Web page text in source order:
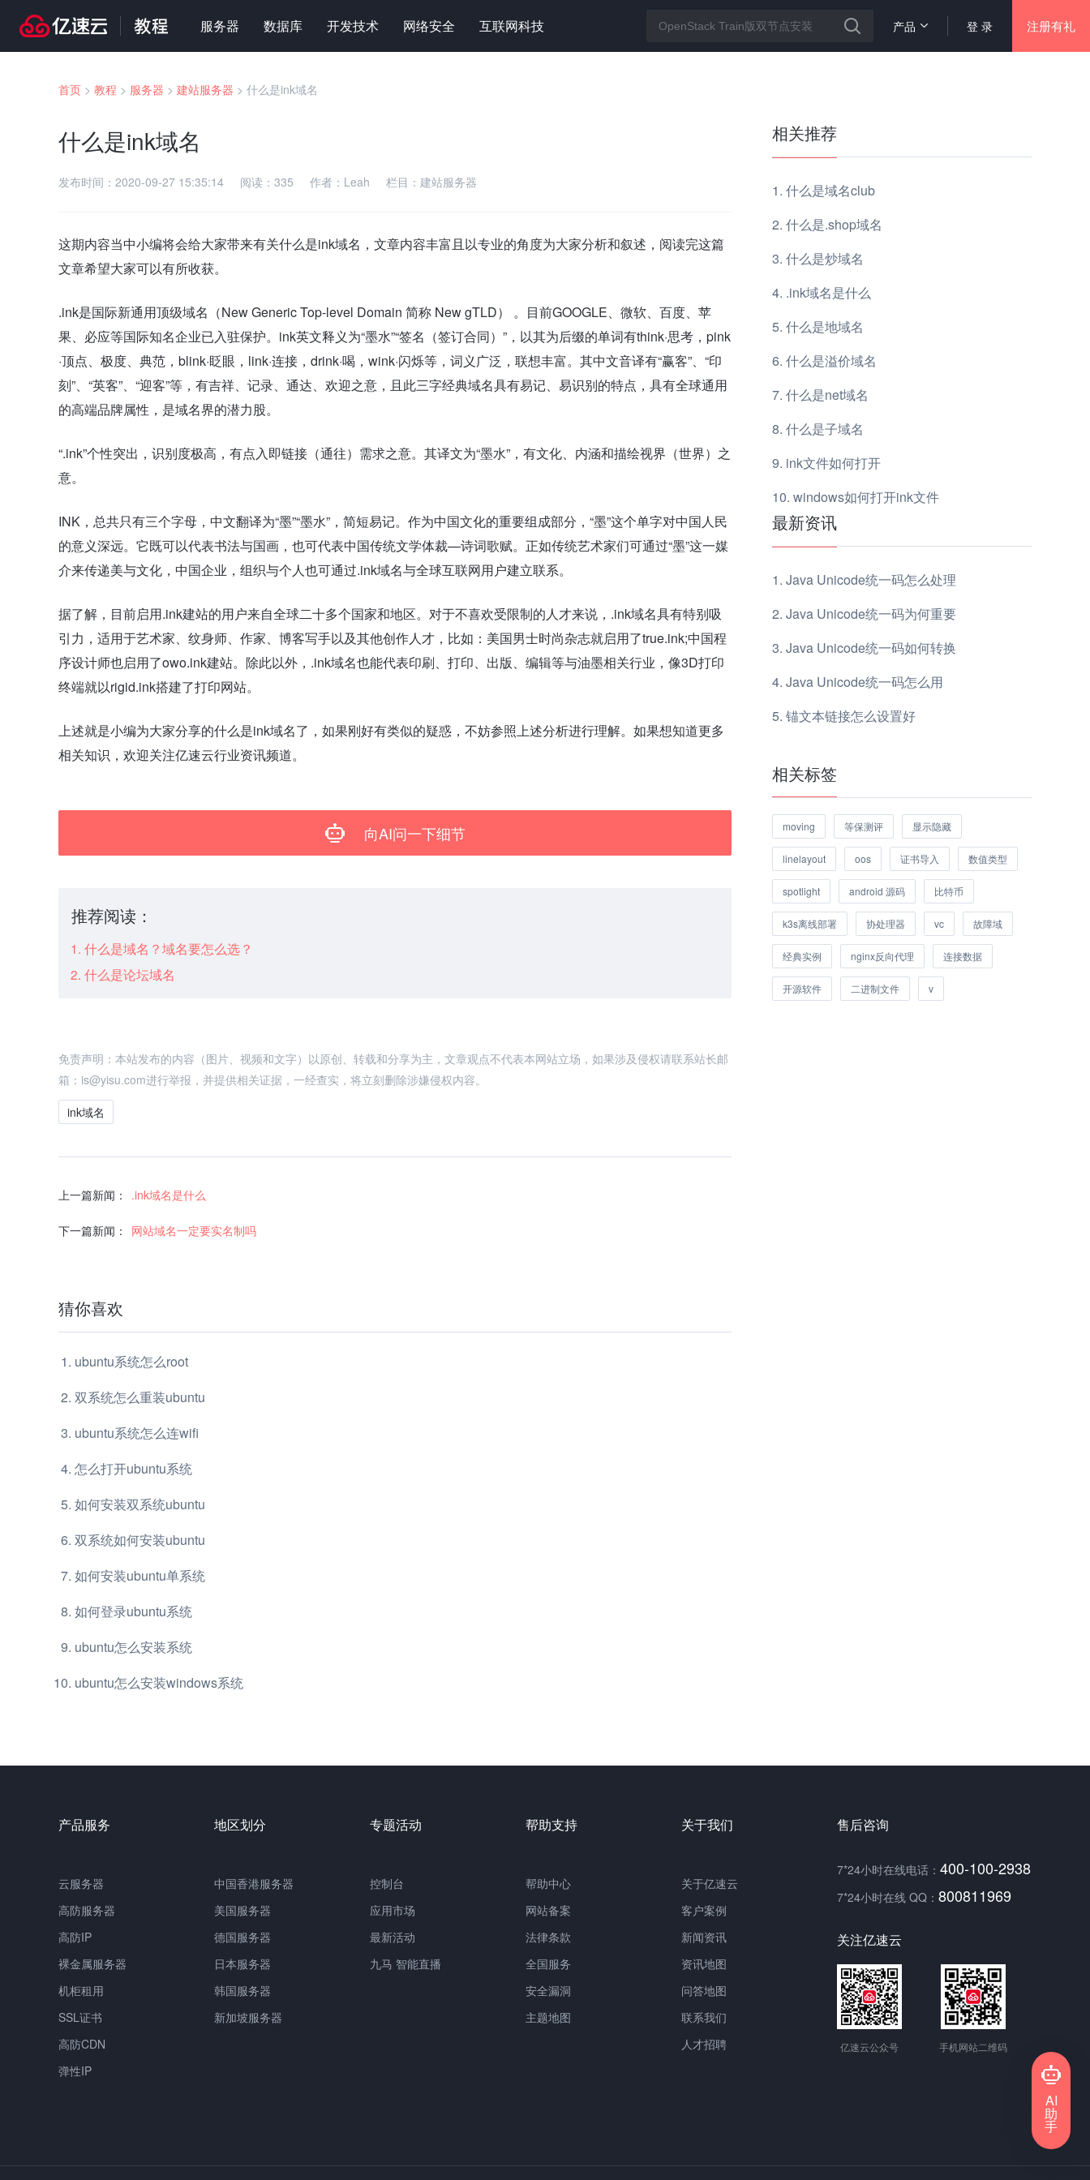
服务器 数据库 开发技术 网络安全 互联网科技 登 录 注册有礼
产品
首页 > 教程 > 服务器 > 建站服务器 > 什么是ink域名
什么是ink域名
发布时间： 2020-09-27 15:35:14 阅读： 335 作者： Leah 栏目： 建站服务器
这期内容当中小编将会给大家带来有关什么是ink域名，文章内容丰富且以专业的角度为大家分析和叙述，阅读完这篇
文章希望大家可以有所收获。
.ink是国际新通用顶级域名（New Generic Top-level Domain 简称 New gTLD） 。目前GOOGLE、微软、百度、苹
果、必应等国际知名企业已入驻保护。ink英文释义为“墨水”“签名（签订合同）”，以其为后缀的单词有think·思考，pink
·顶点、极度、典范，blink·眨眼，link·连接，drink·喝，wink·闪烁等，词义广泛，联想丰富。其中文音译有“赢客”、“印
刻”、“英客”、“迎客”等，有吉祥、记录、通达、欢迎之意，且此三字经典域名具有易记、易识别的特点，具有全球通用
的高端品牌属性，是域名界的潜力股。
“.ink”个性突出，识别度极高，有点入即链接（通往）需求之意。其译文为“墨水”，有文化、内涵和描绘视界（世界）之
意。
INK，总共只有三个字母，中文翻译为“墨”“墨水”，简短易记。作为中国文化的重要组成部分，“墨”这个单字对中国人民
的意义深远。它既可以代表书法与国画，也可代表中国传统文学体裁—诗词歌赋。正如传统艺术家们可通过“墨”这一媒
介来传递美与文化，中国企业，组织与个人也可通过.ink域名与全球互联网用户建立联系。
据了解，目前启用.ink建站的用户来自全球二十多个国家和地区。对于不喜欢受限制的人才来说，.ink域名具有特别吸
引力，适用于艺术家、纹身师、作家、博客写手以及其他创作人才，比如：美国男士时尚杂志就启用了true.ink;中国程
序设计师也启用了owo.ink建站。除此以外，.ink域名也能代表印刷、打印、出版、编辑等与油墨相关行业，像3D打印
终端就以rigid.ink搭建了打印网站。
上述就是小编为大家分享的什么是ink域名了，如果刚好有类似的疑惑，不妨参照上述分析进行理解。如果想知道更多
相关知识，欢迎关注亿速云行业资讯频道。
向AI问一下细节
推荐阅读：
什么是域名？域名要怎么选？
什么是论坛域名
免责声明：本站发布的内容（图片、视频和文字）以原创、转载和分享为主，文章观点不代表本网站立场，如果涉及侵权请联系站长邮
箱：is@yisu.com进行举报，并提供相关证据，一经查实，将立刻删除涉嫌侵权内容。
ink域名
上一篇新闻： .ink域名是什么
下一篇新闻： 网站域名一定要实名制吗
猜你喜欢
ubuntu系统怎么root
双系统怎么重装ubuntu
ubuntu系统怎么连wifi
怎么打开ubuntu系统
如何安装双系统ubuntu
双系统如何安装ubuntu
如何安装ubuntu单系统
如何登录ubuntu系统
ubuntu怎么安装系统
ubuntu怎么安装windows系统
最新资讯
Java Unicode统一码怎么处理
Java Unicode统一码为何重要
Java Unicode统一码如何转换
Java Unicode统一码怎么用
锚文本链接怎么设置好
相关推荐
什么是域名club
什么是.shop域名
什么是炒域名
.ink域名是什么
什么是地域名
什么是溢价域名
什么是net域名
什么是子域名
ink文件如何打开
windows如何打开ink文件
相关标签
moving 等保测评 显示隐藏
linelayout oos 证书导入 数值类型
spotlight android 源码 比特币
k3s离线部署 协处理器 vc 故障域
经典实例 nginx反向代理 连接数据
开源软件 二进制文件 v
AI
助
手
产品服务
云服务器
高防服务器
高防IP
裸金属服务器
机柜租用
SSL证书
高防CDN
弹性IP
地区划分
中国香港服务器
美国服务器
德国服务器
日本服务器
韩国服务器
新加坡服务器
专题活动
控制台
应用市场
最新活动
九马 智能直播
帮助支持
帮助中心
网站备案
法律条款
全国服务
安全漏洞
主题地图
关于我们
关于亿速云
客户案例
新闻资讯
资讯地图
问答地图
联系我们
人才招聘
售后咨询
7*24小时在线电话： 400-100-2938
7*24小时在线 QQ： 800811969
关注亿速云
亿速云公众号 手机网站二维码